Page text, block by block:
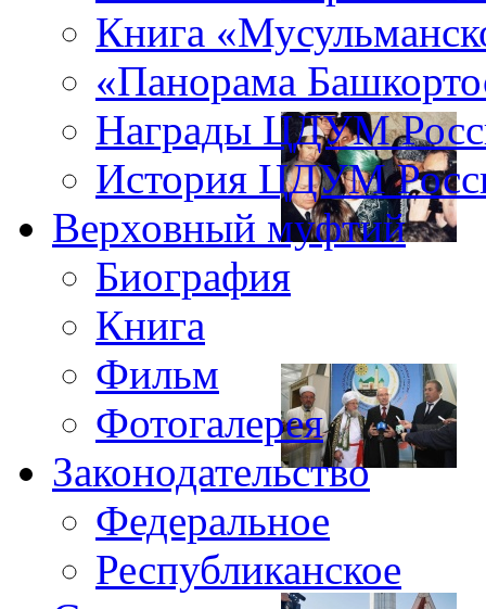
Книга
«Панорама
Награды ЦДУМ
История ЦДУМ
Верховный муфтий
Биография
Книга
Фильм
Фотогалерея
Законодательство
Федеральное
Республиканское